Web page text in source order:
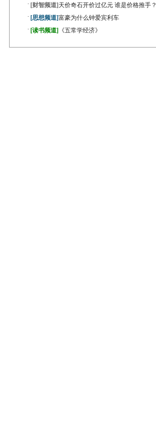
· [财智频道] 天价奇石开价过亿元 谁是价格推手？
· [思想频道]富豪为什么钟爱宾利车
· [读书频道] 《五常学经济》